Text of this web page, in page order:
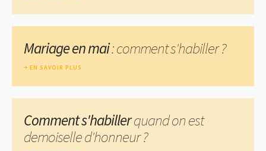
Mariage en mai: comment s'habiller ?
EN SAVOIR PLUS
Comment s'habillerquand on est
demoiselle d'honneur ?